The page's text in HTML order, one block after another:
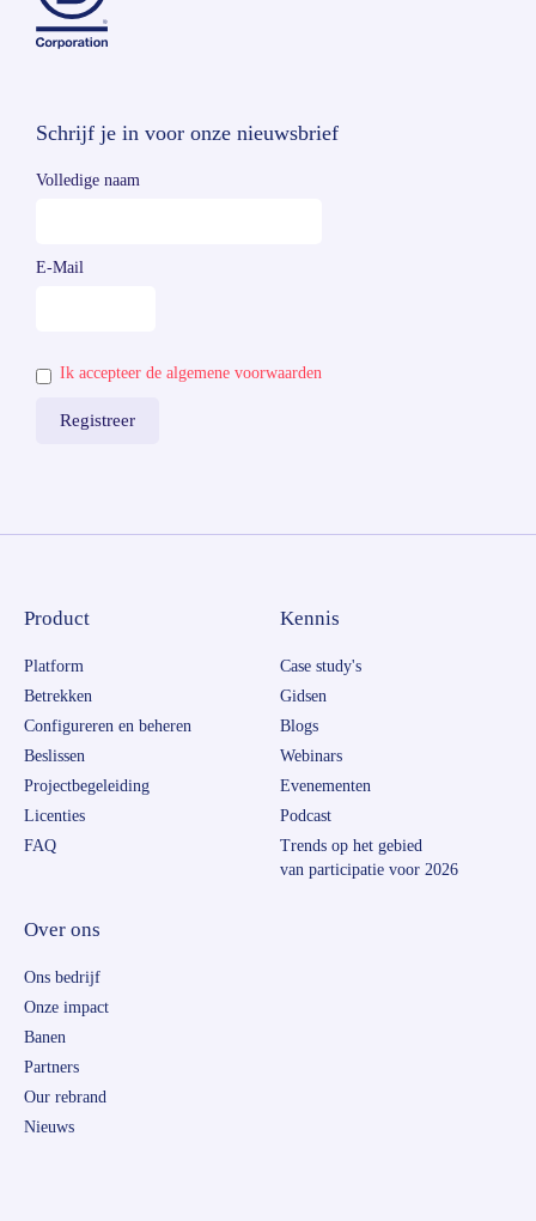
Schrijf je in voor onze nieuwsbrief
Volledige naam
E-Mail
Ik accepteer de algemene voorwaarden
Product
Platform
Betrekken
Configureren en beheren
Beslissen
Projectbegeleiding
Licenties
FAQ
Kennis
Case study's
Gidsen
Blogs
Webinars
Evenementen
Podcast
Trends op het gebied
van participatie voor 2026
Over ons
Ons bedrijf
Onze impact
Banen
Partners
Our rebrand
Nieuws